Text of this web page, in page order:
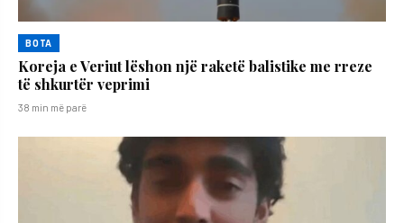
BOTA
Koreja e Veriut lëshon një raketë balistike me rreze
të shkurtër veprimi
38 min më parë